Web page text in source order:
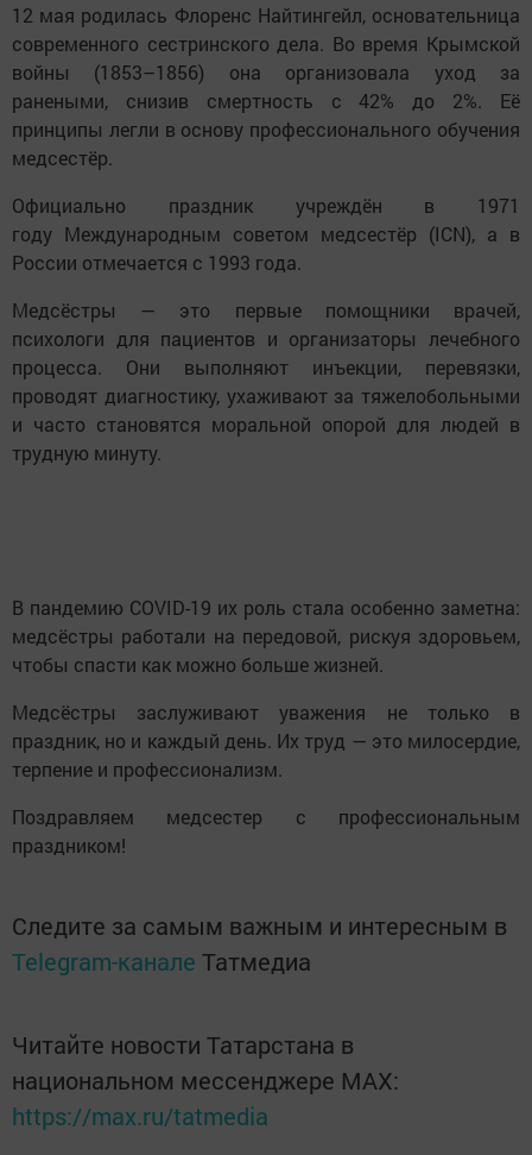
12 мая родилась Флоренс Найтингейл, основательница
современного сестринского дела. Во время Крымской
войны (1853–1856) она организовала уход за
ранеными, снизив смертность с 42% до 2%. Её
принципы легли в основу профессионального обучения
медсестёр.
Официально праздник учреждён в 1971
году Международным советом медсестёр (ICN), а в
России отмечается с 1993 года.
Медсёстры — это первые помощники врачей,
психологи для пациентов и организаторы лечебного
процесса. Они выполняют инъекции, перевязки,
проводят диагностику, ухаживают за тяжелобольными
и часто становятся моральной опорой для людей в
трудную минуту.
В пандемию COVID-19 их роль стала особенно заметна:
медсёстры работали на передовой, рискуя здоровьем,
чтобы спасти как можно больше жизней.
Медсёстры заслуживают уважения не только в
праздник, но и каждый день. Их труд — это милосердие,
терпение и профессионализм.
Поздравляем медсестер с профессиональным
праздником!
Следите за самым важным и интересным в
Telegram-канале Татмедиа
Читайте новости Татарстана в
национальном мессенджере MАХ:
https://max.ru/tatmedia